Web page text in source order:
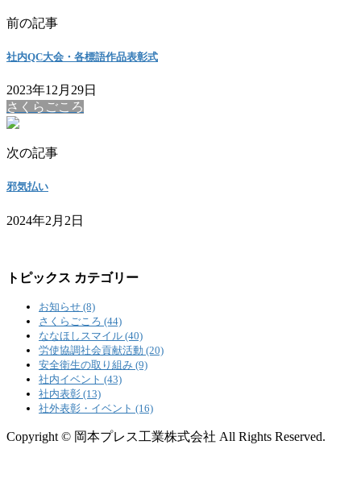
前の記事
社内QC大会・各標語作品表彰式
2023年12月29日
さくらごころ
次の記事
邪気払い
2024年2月2日
トピックス カテゴリー
お知らせ (8)
さくらごころ (44)
ななほしスマイル (40)
労使協調社会貢献活動 (20)
安全衛生の取り組み (9)
社内イベント (43)
社内表彰 (13)
社外表彰・イベント (16)
Copyright © 岡本プレス工業株式会社 All Rights Reserved.